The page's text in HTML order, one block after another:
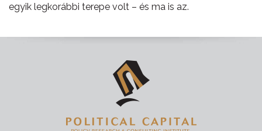
egyik legkorábbi terepe volt – és ma is az.